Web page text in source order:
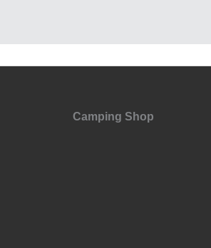
Camping Shop